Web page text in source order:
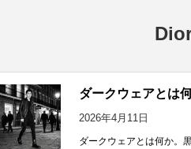
ダークウェアとは
2026年4月11日
ダークウェアとは何か。